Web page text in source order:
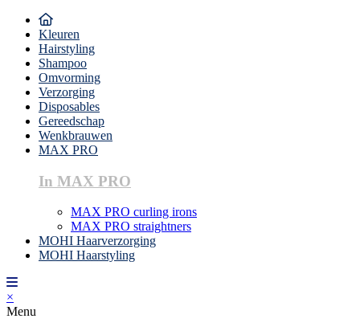
Kleuren
Hairstyling
Shampoo
Omvorming
Verzorging
Disposables
Gereedschap
Wenkbrauwen
MAX PRO
In MAX PRO
MAX PRO curling irons
MAX PRO straightners
MOHI Haarverzorging
MOHI Haarstyling
×
Menu